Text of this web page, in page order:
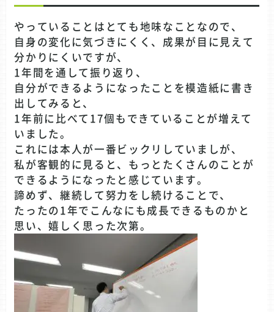
やっていることはとても地味なことなので、
自身の変化に気づきにくく、成果が目に見えて
分かりにくいですが、
1年間を通して振り返り、
自分ができるようになったことを模造紙に書き
出してみると、
1年前に比べて17個もできていることが増えて
いました。
これには本人が一番ビックリしていましが、
私が客観的に見ると、もっとたくさんのことが
できるようになったと感じています。
諦めず、継続して努力をし続けることで、
たったの1年でこんなにも成長できるものかと
思い、嬉しく思った次第。